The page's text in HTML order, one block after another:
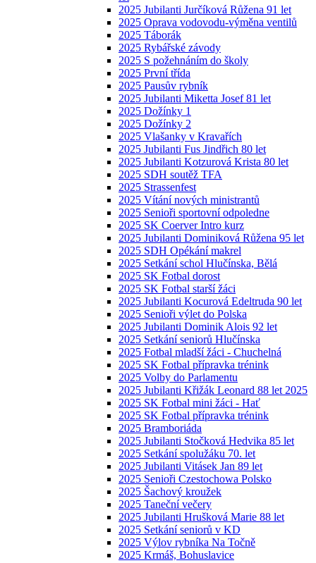
2025 Jubilanti Jurčíková Růžena 91 let
2025 Oprava vodovodu-výměna ventilů
2025 Táborák
2025 Rybářské závody
2025 S požehnáním do školy
2025 První třída
2025 Pausův rybník
2025 Jubilanti Miketta Josef 81 let
2025 Dožínky 1
2025 Dožínky 2
2025 Vlašanky v Kravařích
2025 Jubilanti Fus Jindřich 80 let
2025 Jubilanti Kotzurová Krista 80 let
2025 SDH soutěž TFA
2025 Strassenfest
2025 Vítání nových ministrantů
2025 Senioři sportovní odpoledne
2025 SK Coerver Intro kurz
2025 Jubilanti Dominiková Růžena 95 let
2025 SDH Opékání makrel
2025 Setkání schol Hlučínska, Bělá
2025 SK Fotbal dorost
2025 SK Fotbal starší žáci
2025 Jubilanti Kocurová Edeltruda 90 let
2025 Senioři výlet do Polska
2025 Jubilanti Dominik Alois 92 let
2025 Setkání seniorů Hlučínska
2025 Fotbal mladší žáci - Chuchelná
2025 SK Fotbal přípravka trénink
2025 Volby do Parlamentu
2025 Jubilanti Křižák Leonard 88 let 2025
2025 SK Fotbal mini žáci - Hať
2025 SK Fotbal přípravka trénink
2025 Bramboriáda
2025 Jubilanti Stočková Hedvika 85 let
2025 Setkání spolužáku 70. let
2025 Jubilanti Vitásek Jan 89 let
2025 Senioři Czestochowa Polsko
2025 Šachový kroužek
2025 Taneční večery
2025 Jubilanti Hrušková Marie 88 let
2025 Setkání seniorů v KD
2025 Výlov rybníka Na Točně
2025 Krmáš, Bohuslavice